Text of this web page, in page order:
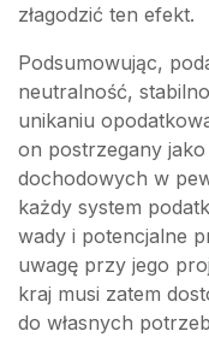
złagodzić ten efekt.
Podsumowując,
neutralność,
unikaniu
on postrzegany
dochodowych w
każdy system
wady i potencjalne
uwagę przy jego
kraj musi zatem
do własnych